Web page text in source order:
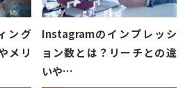
ログイン
せ 資料ダウンロード
ング
メリ
Instagramのインプレッシ
ョン数とは？リーチとの違
いや…